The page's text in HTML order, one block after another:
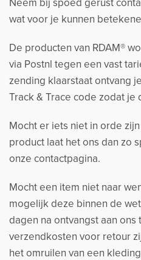
Neem bij spoed gerust
wat voor je kunnen
De producten van RDAM®
via Postnl tegen een vast
zending klaarstaat ontvang
Track & Trace code zodat je
Mocht er iets niet in orde
product laat het ons dan zo
onze contactpagina.
Mocht een item niet naar
mogelijk deze binnen de
dagen na ontvangst aan
verzendkosten voor retour
het omruilen van een